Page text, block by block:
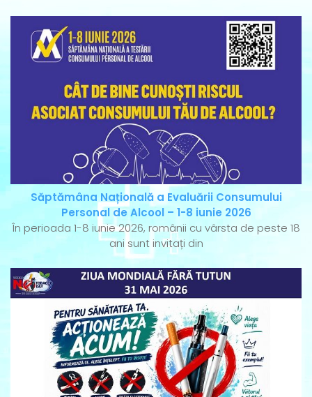
Săptămâna Națională a Evaluării Consumului
Personal de Alcool – 1-8 iunie 2026
În perioada 1-8 iunie 2026, românii cu vârsta de peste 18
ani sunt invitați din